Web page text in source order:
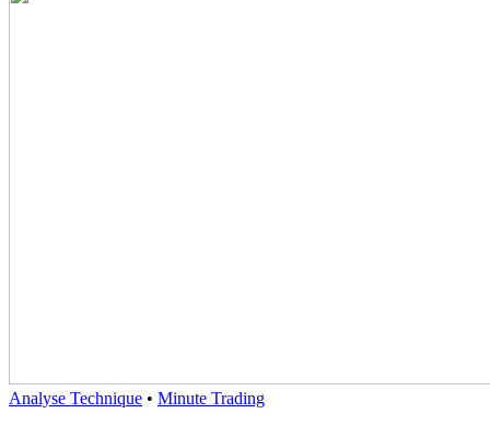
Analyse Technique • Minute Trading